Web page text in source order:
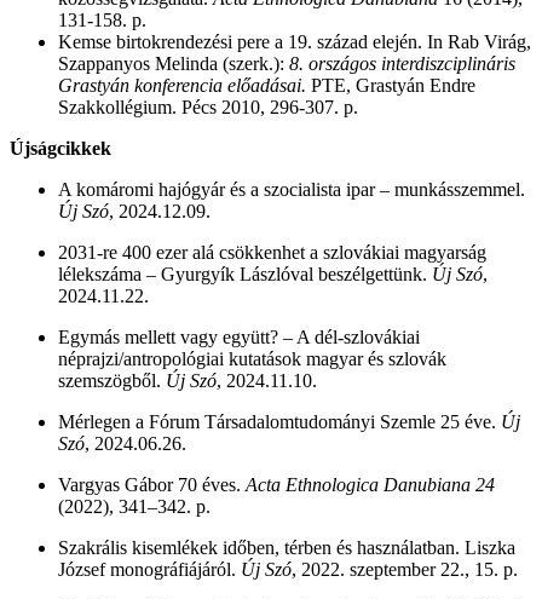
131-158. p.
Kemse birtokrendezési pere a 19. század elején. In Rab Virág,
Szappanyos Melinda (szerk.): 8. országos interdiszciplináris
Grastyán konferencia előadásai. PTE, Grastyán Endre
Szakkollégium. Pécs 2010, 296-307. p.
Újságcikkek
A komáromi hajógyár és a szocialista ipar – munkásszemmel.
Új Szó, 2024.12.09.
2031-re 400 ezer alá csökkenhet a szlovákiai magyarság
lélekszáma – Gyurgyík Lászlóval beszélgettünk. Új Szó,
2024.11.22.
Egymás mellett vagy együtt? – A dél-szlovákiai
néprajzi/antropológiai kutatások magyar és szlovák
szemszögből. Új Szó, 2024.11.10.
Mérlegen a Fórum Társadalomtudományi Szemle 25 éve. Új
Szó, 2024.06.26.
Vargyas Gábor 70 éves. Acta Ethnologica Danubiana 24
(2022), 341–342. p.
Szakrális kisemlékek időben, térben és használatban. Liszka
József monográfiájáról. Új Szó, 2022. szeptember 22., 15. p.